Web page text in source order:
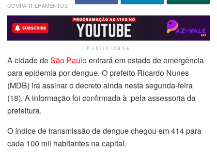
COMPARTILHAMENTOS
Publicidade
A cidade deSão Pauloentrará em estado de emergência
para epidemia por dengue. O prefeito Ricardo Nunes
(MDB) irá assinar o decreto ainda nesta segunda-feira
(18). A informação foi confirmada à pela assessoria da
prefeitura.
O índice de transmissão de dengue chegou em 414 para
cada 100 mil habitantes na capital.